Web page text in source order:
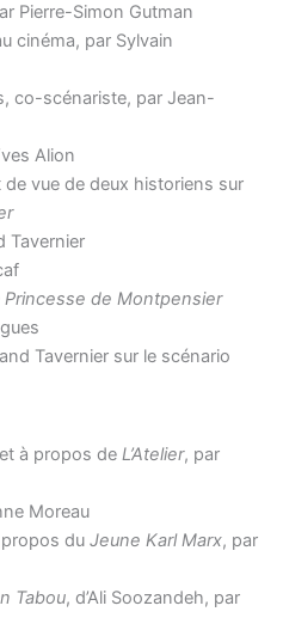
Pierre-Simon Gutman
cinéma, par Sylvain
co-scénariste, par Jean-
Alion
vue de deux historiens sur
Tavernier
Princesse de Montpensier
Tavernier sur le scénario
à propos de L’Atelier, par
Moreau
propos du Jeune Karl Marx, par
Tabou, d’Ali Soozandeh, par